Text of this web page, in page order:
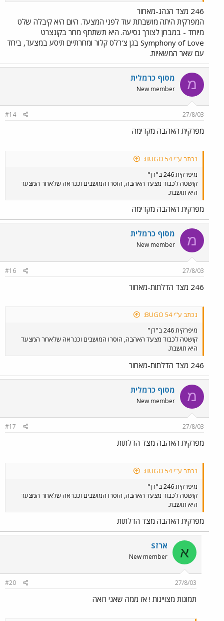
246 מצד הנהג-מאחור
המפרקית היתה מושבתת עוד לפני המצעד. היום היא קיבלה שלט
מיוחד - במבחן לצורך נסיעה. היא תשתתף מחר בקונצרט
Symphony of Love בגן צ'רלס קלור ומחרתיים תיסע במצעד, ביחד
עם שאר המשאיות.
מ מסוף כרמלית
New member
27/8/03
#14
מפרקית האהבה מקדימה
נכתב ע"י BUGO 54:
מיפרקית 246 ב"דן"
קושטה לכבוד מצעד האהבה, הוסרו המושבים וכנראה שלאחר המצעד
היא תושבת.
מפרקית האהבה מקדימה
מ מסוף כרמלית
New member
27/8/03
#16
246 מצד הדלתות-מאחור
נכתב ע"י BUGO 54:
מיפרקית 246 ב"דן"
קושטה לכבוד מצעד האהבה, הוסרו המושבים וכנראה שלאחר המצעד
היא תושבת.
246 מצד הדלתות-מאחור
מ מסוף כרמלית
New member
27/8/03
#17
מפרקית האהבה מצד הדלתות
נכתב ע"י BUGO 54:
מיפרקית 246 ב"דן"
קושטה לכבוד מצעד האהבה, הוסרו המושבים וכנראה שלאחר המצעד
היא תושבת.
מפרקית האהבה מצד הדלתות
א ארזS
New member
27/8/03
#20
תמונות מצויינות ! אז ממה שאני רואה